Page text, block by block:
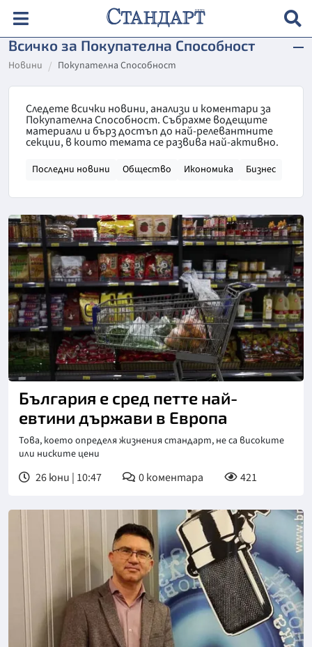
Всичко за Покупателна Способност
Новини Покупателна Способност
Следете всички новини, анализи и коментари за
Покупателна Способност. Събрахме водещите
материали и бърз достъп до най-релевантните
секции, в които темата се развива най-активно.
Последни новини Общество Икономика Бизнес
България е сред петте най-
евтини държави в Европа
Това, което определя жизнения стандарт, не са високите
или ниските цени
26 юни | 10:47 0коментара 421